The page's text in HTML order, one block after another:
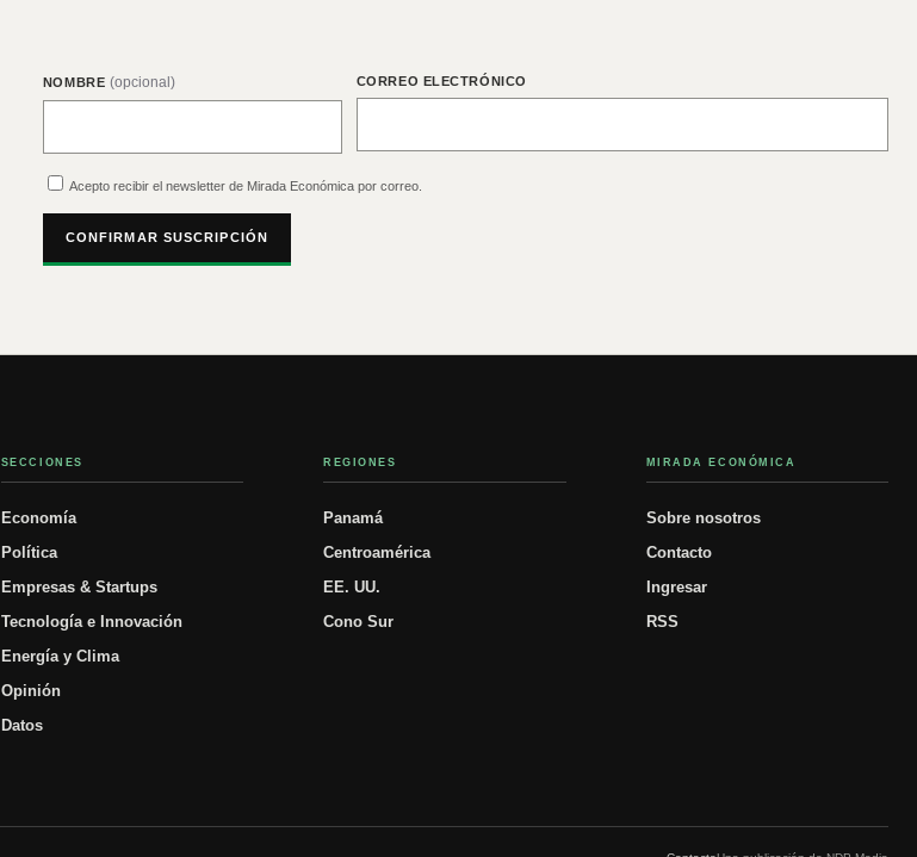
NOMBRE (opcional) CORREO ELECTRÓNICO
Acepto recibir el newsletter de Mirada Económica por correo.
CONFIRMAR SUSCRIPCIÓN
SECCIONES
Economía
Política
Empresas & Startups
Tecnología e Innovación
Energía y Clima
Opinión
Datos
REGIONES
Panamá
Centroamérica
EE. UU.
Cono Sur
MIRADA ECONÓMICA
Sobre nosotros
Contacto
Ingresar
RSS